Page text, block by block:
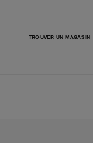
TROUVER UN MAGASIN